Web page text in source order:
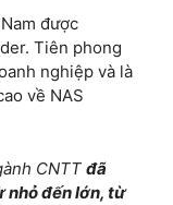
được
Tiên phong
nghiệp và là
về NAS
CNTT đã
nhỏ đến lớn, từ